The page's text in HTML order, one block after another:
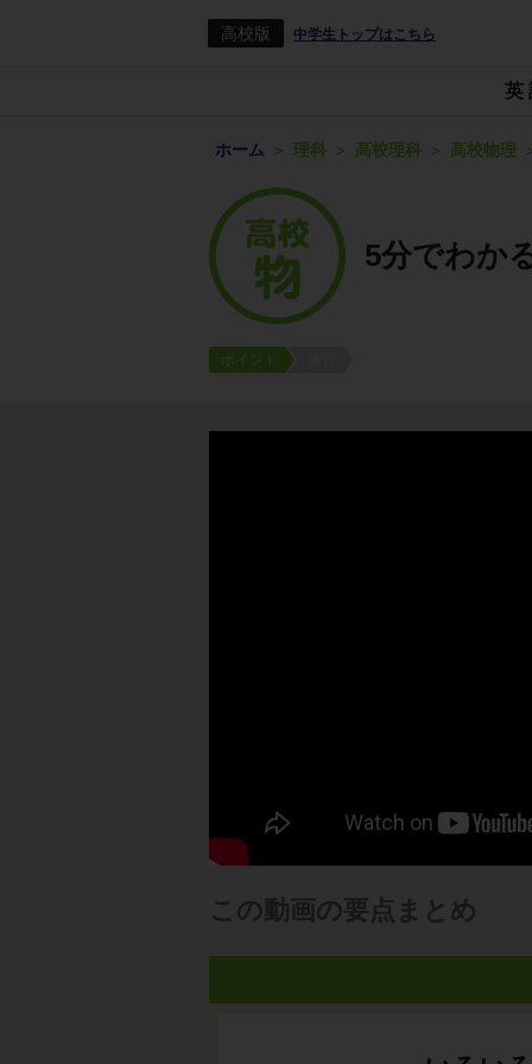
高校版 中学生トップはこちら
英
ホーム 理科 高校理科 高校物理
5分でわか
ポイント
この動画の要点まとめ